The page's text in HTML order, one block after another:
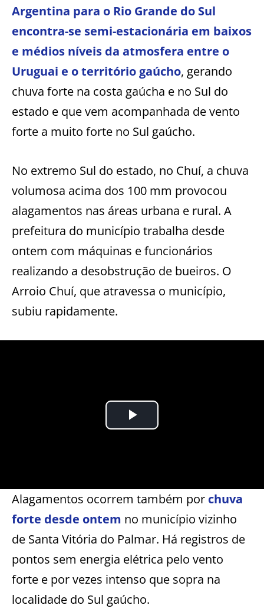
Argentina para o Rio Grande do Sul
encontra-se semi-estacionária em baixos
e médios níveis da atmosfera entre o
Uruguai e o território gaúcho, gerando
chuva forte na costa gaúcha e no Sul do
estado e que vem acompanhada de vento
forte a muito forte no Sul gaúcho.
No extremo Sul do estado, no Chuí, a chuva
volumosa acima dos 100 mm provocou
alagamentos nas áreas urbana e rural. A
prefeitura do município trabalha desde
ontem com máquinas e funcionários
realizando a desobstrução de bueiros. O
Arroio Chuí, que atravessa o município,
subiu rapidamente.
Alagamentos ocorrem também por chuva
forte desde ontem no município vizinho
de Santa Vitória do Palmar. Há registros de
pontos sem energia elétrica pelo vento
forte e por vezes intenso que sopra na
localidade do Sul gaúcho.